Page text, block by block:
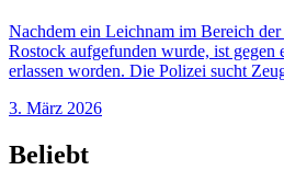
Nachdem ein Leichnam im Bereich
Rostock aufgefunden wurde, ist gegen
erlassen worden. Die Polizei sucht
3. März 2026
Beliebt